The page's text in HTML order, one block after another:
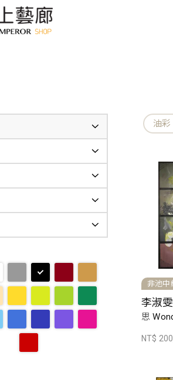
油彩
非池中
李淑雯
思
NT$